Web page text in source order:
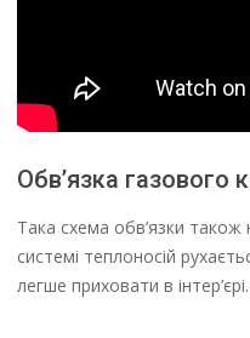
Обв’язка газового
Така схема обв’язки
системі теплоносій
легше приховати в